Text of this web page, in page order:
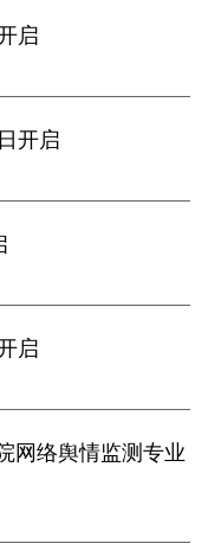
启
开启
启
网络舆情监测专业